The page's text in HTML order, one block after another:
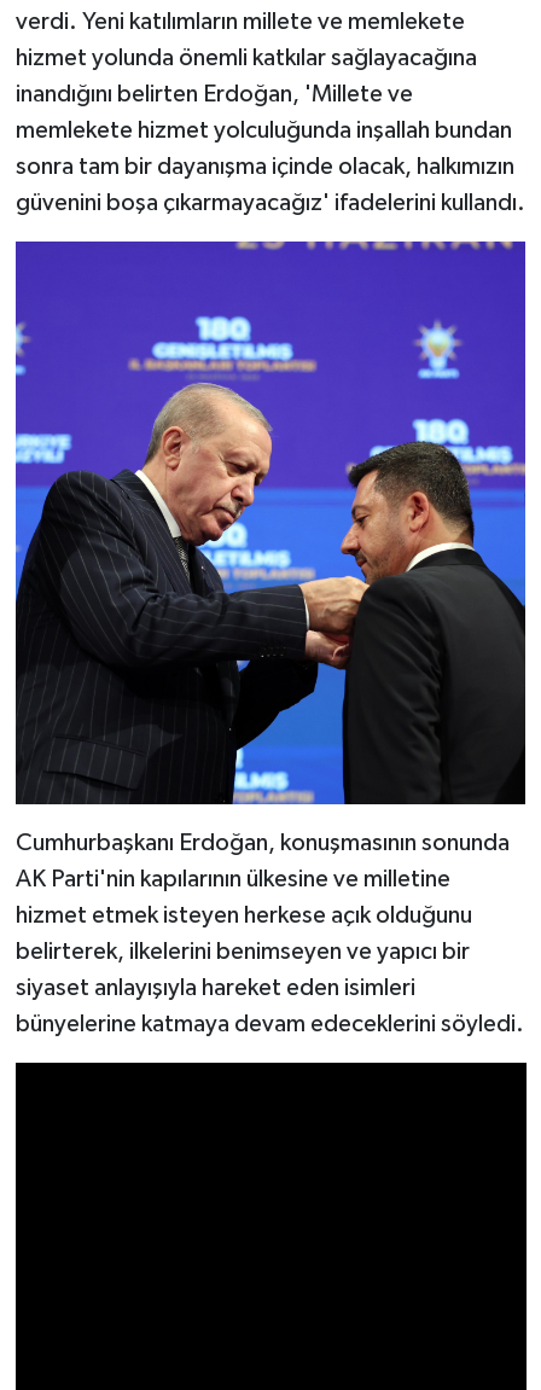
verdi. Yeni katılımların millete ve memlekete
hizmet yolunda önemli katkılar sağlayacağına
inandığını belirten Erdoğan, 'Millete ve
memlekete hizmet yolculuğunda inşallah bundan
sonra tam bir dayanışma içinde olacak, halkımızın
güvenini boşa çıkarmayacağız' ifadelerini kullandı.
Cumhurbaşkanı Erdoğan, konuşmasının sonunda
AK Parti'nin kapılarının ülkesine ve milletine
hizmet etmek isteyen herkese açık olduğunu
belirterek, ilkelerini benimseyen ve yapıcı bir
siyaset anlayışıyla hareket eden isimleri
bünyelerine katmaya devam edeceklerini söyledi.